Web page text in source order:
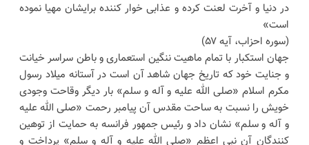
در دنیا و آخرت لعنت کرده و عذابی خوار کننده برایشان مهیا نموده
است»
(سوره احزاب، آیه ۵۷)
جهان استکبار با تمام ماهیت ننگین استعماری و باطن سراسر خیانت
و جنایت خود که تاریخ جهان شاهد آن است در آستانه میلاد رسول
مکرم اسلام «صلی الله علیه و آله و سلم» بار دیگر وقاحت وجودی
خویش را نسبت به ساحت مقدس آن پیامبر رحمت «صلی الله علیه
و آله و سلم» نشان داد و رئیس جمهور فرانسه به حمایت از توهین
کنندگان آن نبی اعظم «صلی الله علیه و آله و سلم» پرداخت و